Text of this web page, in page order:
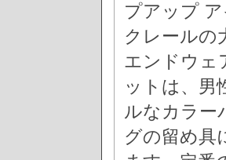
プアップ
クレールの
エンドウェ
ットは、男
ルなカラー
グの留め具